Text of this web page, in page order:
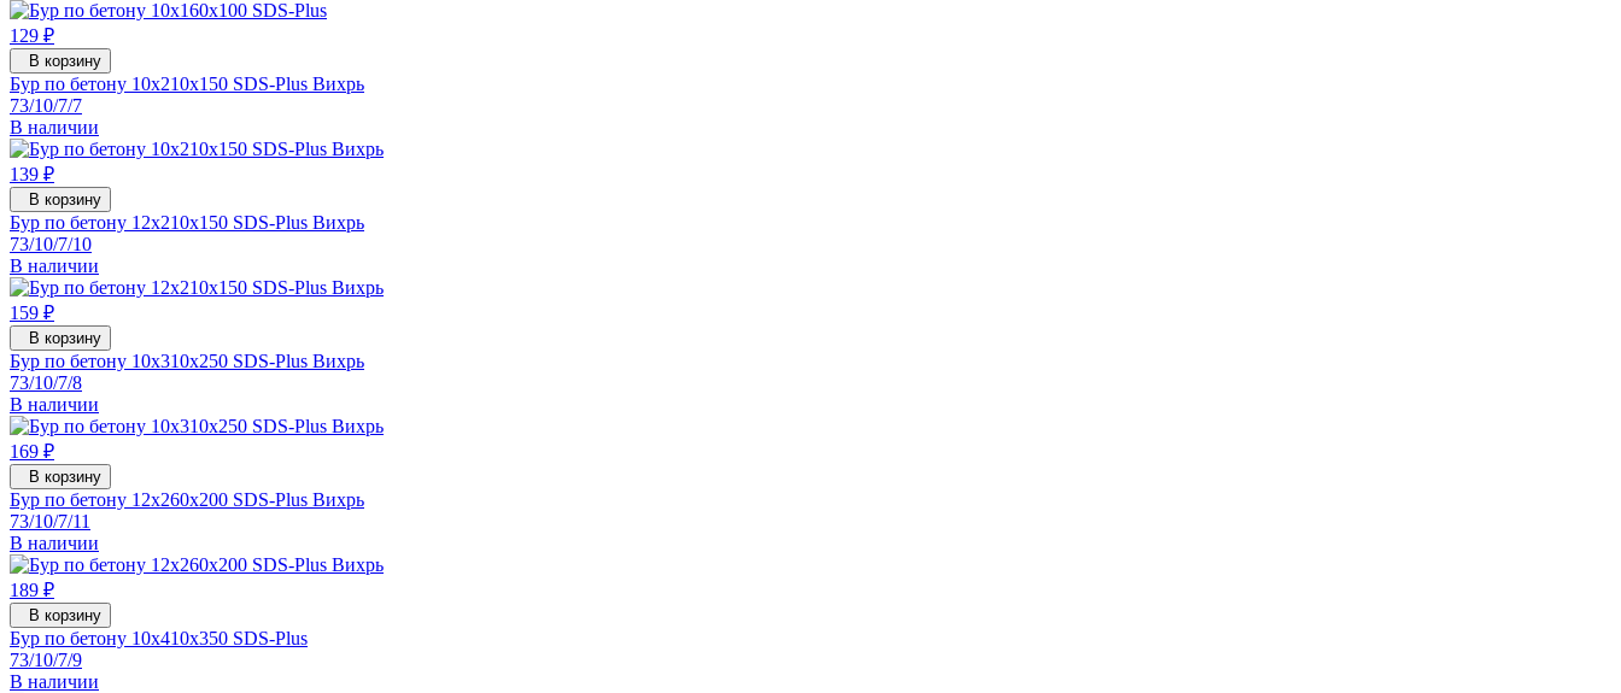
129 ₽
В корзину
Бур по бетону 10x210x150 SDS-Plus Вихрь
73/10/7/7
В наличии
139 ₽
В корзину
Бур по бетону 12x210x150 SDS-Plus Вихрь
73/10/7/10
В наличии
159 ₽
В корзину
Бур по бетону 10x310x250 SDS-Plus Вихрь
73/10/7/8
В наличии
169 ₽
В корзину
Бур по бетону 12x260x200 SDS-Plus Вихрь
73/10/7/11
В наличии
189 ₽
В корзину
Бур по бетону 10x410x350 SDS-Plus
73/10/7/9
В наличии